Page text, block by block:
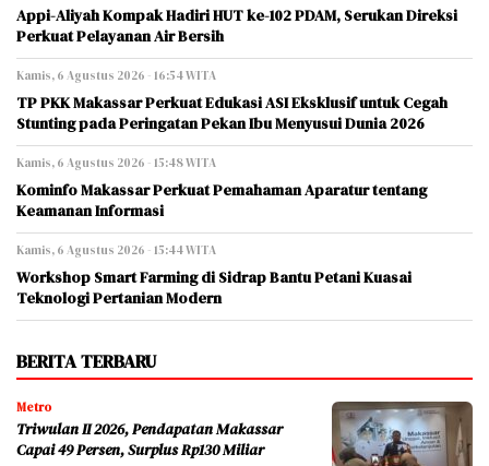
Appi-Aliyah Kompak Hadiri HUT ke-102 PDAM, Serukan Direksi
Perkuat Pelayanan Air Bersih
Kamis, 6 Agustus 2026 - 16:54 WITA
TP PKK Makassar Perkuat Edukasi ASI Eksklusif untuk Cegah
Stunting pada Peringatan Pekan Ibu Menyusui Dunia 2026
Kamis, 6 Agustus 2026 - 15:48 WITA
Kominfo Makassar Perkuat Pemahaman Aparatur tentang
Keamanan Informasi
Kamis, 6 Agustus 2026 - 15:44 WITA
Workshop Smart Farming di Sidrap Bantu Petani Kuasai
Teknologi Pertanian Modern
BERITA TERBARU
Metro
Triwulan II 2026, Pendapatan Makassar
Capai 49 Persen, Surplus Rp130 Miliar